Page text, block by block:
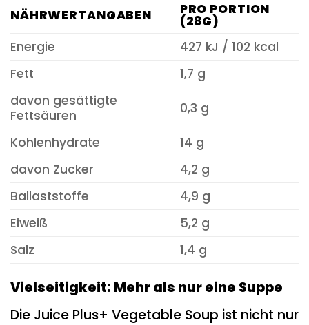
NÄHRWERTANGABEN PRO PORTION
(28G)
Energie
427 kJ / 102 kcal
Fett
1,7 g
davon gesättigte
Fettsäuren
0,3 g
Kohlenhydrate
14 g
davon Zucker
4,2 g
Ballaststoffe
4,9 g
Eiweiß
5,2 g
Salz
1,4 g
Vielseitigkeit: Mehr als nur eine Suppe
Die Juice Plus+ Vegetable Soup ist nicht nur